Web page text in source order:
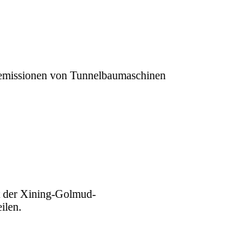
von Tunnelbaumaschinen
der Xining-Golmud-